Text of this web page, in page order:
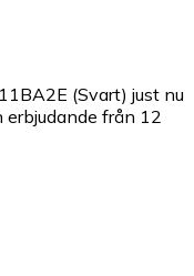
(Svart) just nu
erbjudande från 12